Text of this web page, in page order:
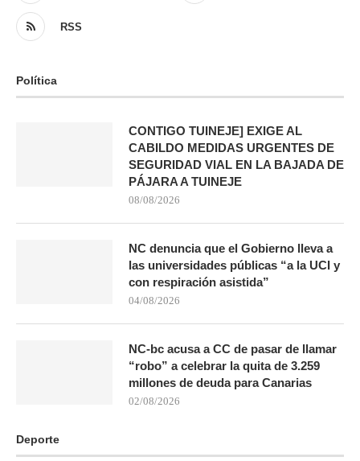
RSS
Política
CONTIGO TUINEJE] EXIGE AL
CABILDO MEDIDAS URGENTES DE
SEGURIDAD VIAL EN LA BAJADA DE
PÁJARA A TUINEJE
08/08/2026
NC denuncia que el Gobierno lleva a
las universidades públicas “a la UCI y
con respiración asistida”
04/08/2026
NC-bc acusa a CC de pasar de llamar
“robo” a celebrar la quita de 3.259
millones de deuda para Canarias
02/08/2026
Deporte